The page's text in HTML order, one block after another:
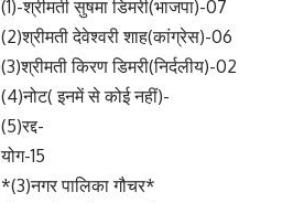
(1)-श्रीमती सुषमा डिमरी(भाजपा)-07
(2)श्रीमती देवेश्वरी शाह(कांग्रेस)-06
(3)श्रीमती किरण डिमरी(निर्दलीय)-02
(4)नोट( इनमें से कोई नहीं)-
(5)रद्द-
योग-15
*(3)नगर पालिका गौचर*